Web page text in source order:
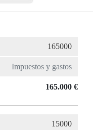
165.000 €